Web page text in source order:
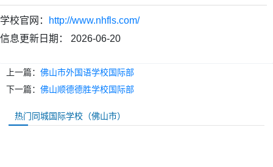
学校官网：
http://www.nhfls.com/
信息更新日期：
2026-06-20
上一篇： 佛山市外国语学校国际部
下一篇： 佛山顺德德胜学校国际部
热门同城国际学校（佛山市）